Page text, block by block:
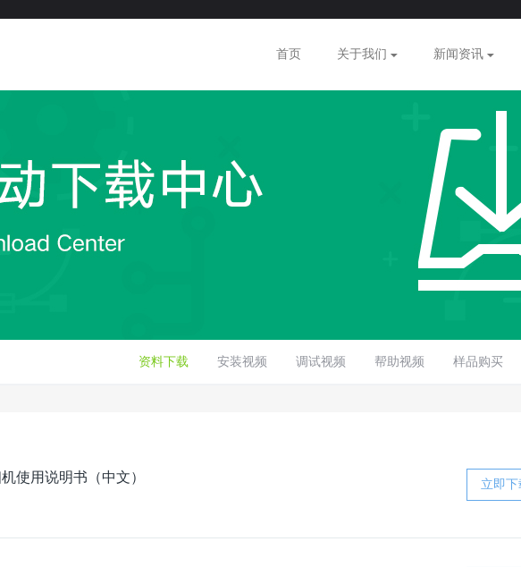
首页 关于我们 新闻资讯
资料下载 安装视频 调试视频 帮助视频 样品购买
立即下
使用说明书（中文）